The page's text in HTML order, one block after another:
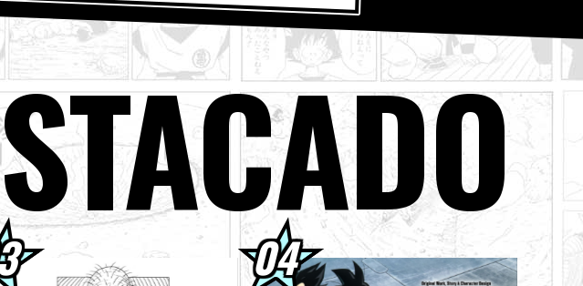
¡Granolah de Dragon Ball Super!
Saikyo Jump! ¡Descubre la fabulosa portada
Ball !
SAIYANS !
La Batalla de los Saiyajin ya están a la
NEO de ZERO que rompe todos los límites!
disponible el Tema musical "ZERO" de
DLC NEO!